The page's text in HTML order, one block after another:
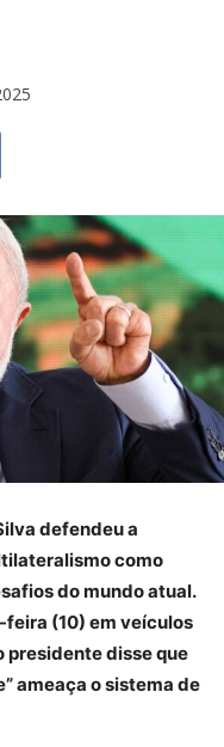
defendeu a
como
do mundo atual.
(10) em veículos
presidente disse que
ameaça o sistema de